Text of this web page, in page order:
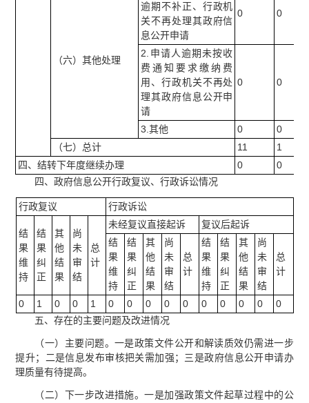
（六）其他处理
逾期不补正、行政机
关不再处理其政府信
息公开申请
0 0
2.申请人逾期未按收
费通知要求缴纳费
用、行政机关不再处
理其政府信息公开申
请
0 0
3.其他 0 0
（七）总计
11 1
四、结转下年度继续办理
0 0
四、政府信息公开行政复议、行政诉讼情况
行政复议 行政诉讼
结
果
维
持
结
果
纠
正
其
他
结
果
尚
未
审
结
总
计
未经复议直接起诉
复议后起诉
结
果
维
持
结
果
纠
正
其
他
结
果
尚
未
审
结
总
计
结
果
维
持
结
果
纠
正
其
他
结
果
尚
未
审
结
总
计
0 1 0 0 1 0 0 0 0 0 0 0 0 0
0
五、存在的主要问题及改进情况
（一）主要问题。一是政策文件公开和解读质效仍需进一步
提升；二是信息发布审核把关需加强；三是政府信息公开申请办
理质量有待提高。
（二）下一步改进措施。一是加强政策文件起草过程中的公